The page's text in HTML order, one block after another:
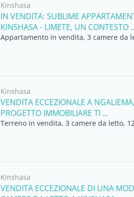
Kinshasa
IN VENDITA: SUBLIME
KINSHASA - LIMETE, UN CONTESTO
Appartamento in vendita, 3 camere da
Kinshasa
VENDITA ECCEZIONALE A
PROGETTO IMMOBILIARE TI ...
Terreno in vendita, 3 camere da letto,
Kinshasa
VENDITA ECCEZIONALE DI UNA